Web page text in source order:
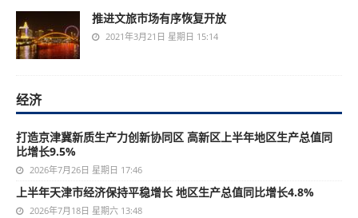
推进文旅市场有序恢复开放
2021年3月21日 星期日 15:14
经济
打造京津冀新质生产力创新协同区 高新区上半年地区生产总值同
比增长9.5%
2026年7月26日 星期日 17:46
上半年天津市经济保持平稳增长 地区生产总值同比增长4.8%
2026年7月18日 星期六 13:48